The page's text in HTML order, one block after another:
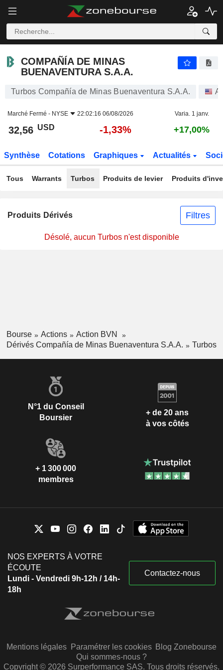
COMPAÑÍA DE MINAS
BUENAVENTURA S.A.A.
Turbos Compañía de Minas Buenaventura S.A.A.
Marché Fermé - NYSE 22:02:16 06/08/2026 Varia. 1 janv.
32,56 USD -1,33% +17,00%
Synthèse Cotations Graphiques Actualités
Tous Warrants Turbos Produits de levier Produits
Produits Dérivés Filtres
Désolé, aucun Turbos n'est disponible
Bourse Actions
Action BVN
Dérivés Compañía de Minas Buenaventura S.A.A.
Turbos
N°1 du Conseil
Boursier
+ de 20 ans
à vos côtés
+ 1 300 000
membres
NOS EXPERTS À VOTRE
ÉCOUTE
Lundi - Vendredi 9h-12h / 14h-
18h
Contactez-nous
Mentions légales Paramétrer les cookies Blog Zonebourse
Qui sommes-nous ?
Copyright © 2026 Surperformance SAS. Tous droits réservés.